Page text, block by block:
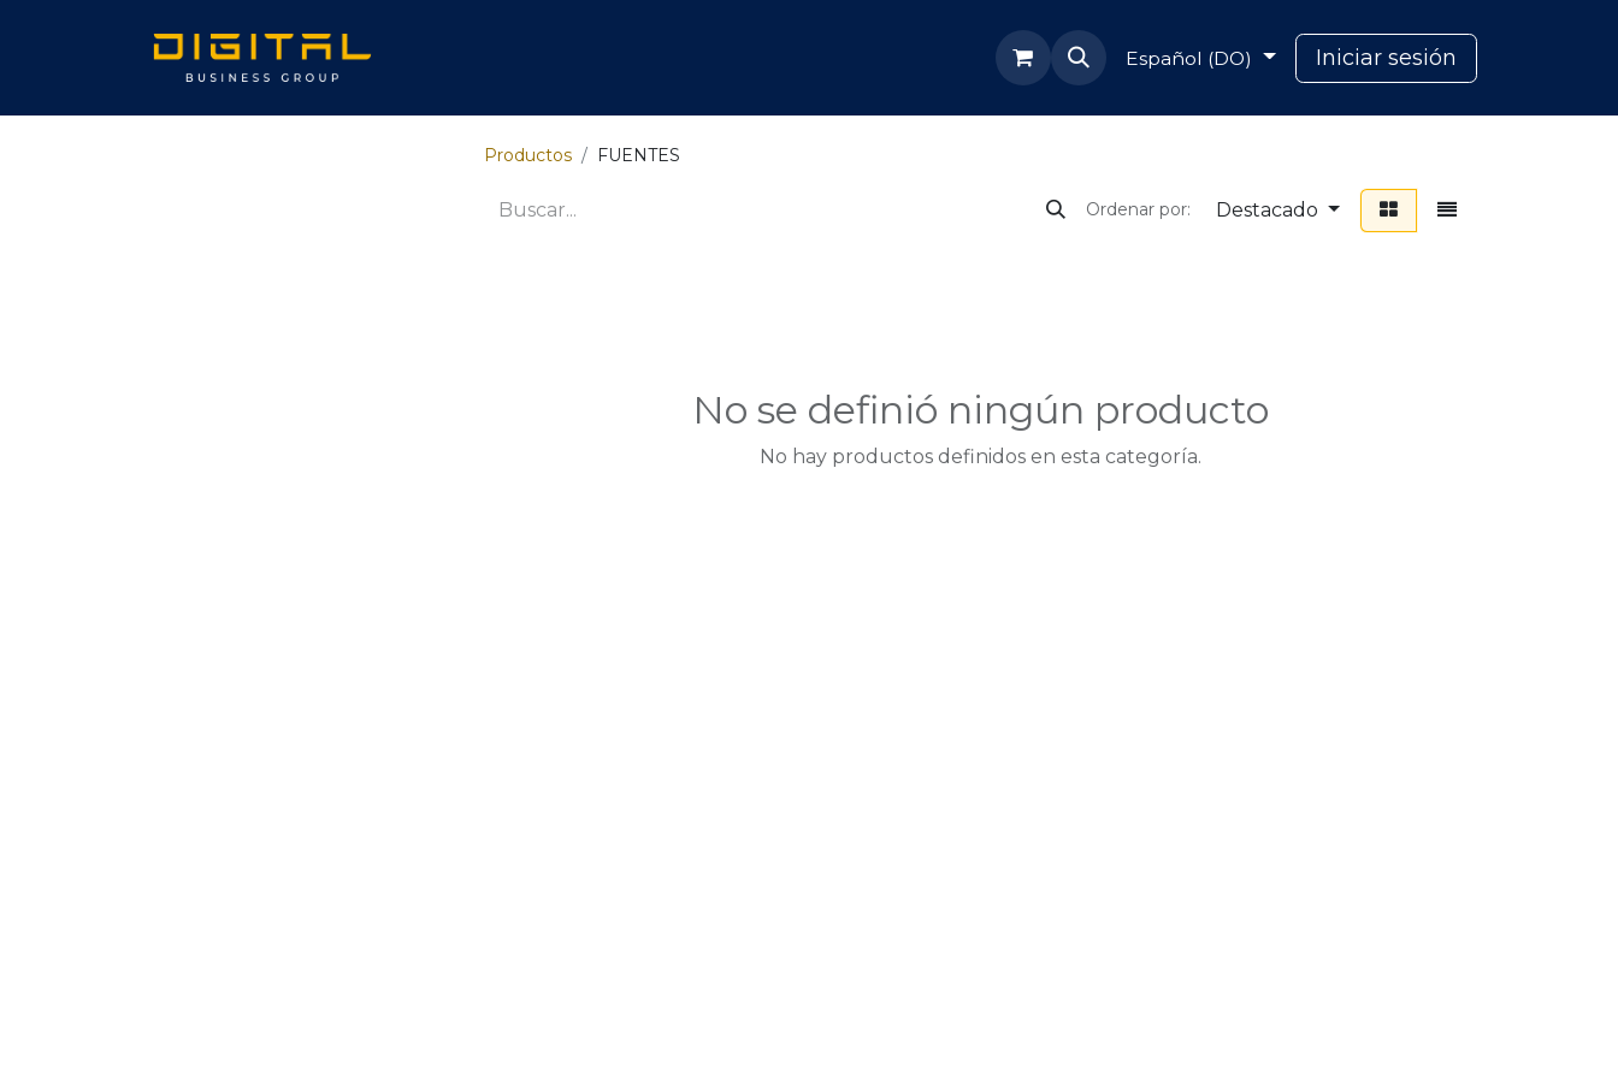
Soporte odoo Soporte Capcana
Español (DO) Iniciar sesión
Productos FUENTES
Ordenar por: Destacado
No se definió ningún producto
No hay productos definidos en esta categoría.